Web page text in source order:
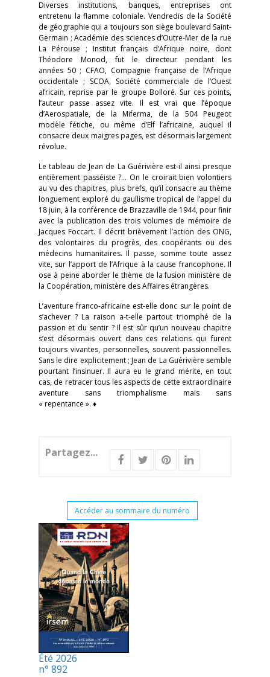
Diverses institutions, banques, entreprises ont
entretenu la flamme coloniale. Vendredis de la Société
de géographie qui a toujours son siège boulevard Saint-
Germain ; Académie des sciences d’Outre-Mer de la rue
La Pérouse ; Institut français d’Afrique noire, dont
Théodore Monod, fut le directeur pendant les
années 50 ; CFAO, Compagnie française de l’Afrique
occidentale ; SCOA, Société commerciale de l’Ouest
africain, reprise par le groupe Bolloré. Sur ces points,
l’auteur passe assez vite. Il est vrai que l’époque
d’Aerospatiale, de la Miferma, de la 504 Peugeot
modèle fétiche, ou même d’Elf l’africaine, auquel il
consacre deux maigres pages, est désormais largement
révolue.
Le tableau de Jean de La Guérivière est-il ainsi presque
entièrement passéiste ?… On le croirait bien volontiers
au vu des chapitres, plus brefs, qu’il consacre au thème
longuement exploré du gaullisme tropical de l’appel du
18 juin, à la conférence de Brazzaville de 1944, pour finir
avec la publication des trois volumes de mémoire de
Jacques Foccart. Il décrit brièvement l’action des ONG,
des volontaires du progrès, des coopérants ou des
médecins humanitaires. Il passe, somme toute assez
vite, sur l’apport de l’Afrique à la cause francophone. Il
ose à peine aborder le thème de la fusion ministère de
la Coopération, ministère des Affaires étrangères.
L’aventure franco-africaine est-elle donc sur le point de
s’achever ? La raison a-t-elle partout triomphé de la
passion et du sentir ? Il est sûr qu’un nouveau chapitre
s’est désormais ouvert dans ces relations qui furent
toujours vivantes, personnelles, souvent passionnelles.
Sans le dire explicitement ; Jean de La Guérivière semble
pourtant l’insinuer. Il aura eu le grand mérite, en tout
cas, de retracer tous les aspects de cette extraordinaire
aventure sans triomphalisme mais sans
« repentance ». ♦
Partagez...
Accéder au sommaire du numéro
Été 2026
n° 892